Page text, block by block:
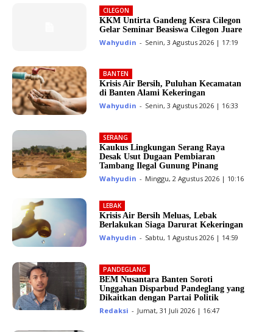
CILEGON
KKM Untirta Gandeng Kesra Cilegon
Gelar Seminar Beasiswa Cilegon Juare
Wahyudin - Senin, 3 Agustus 2026 | 17:19
BANTEN
Krisis Air Bersih, Puluhan Kecamatan
di Banten Alami Kekeringan
Wahyudin - Senin, 3 Agustus 2026 | 16:33
SERANG
Kaukus Lingkungan Serang Raya
Desak Usut Dugaan Pembiaran
Tambang Ilegal Gunung Pinang
Wahyudin - Minggu, 2 Agustus 2026 | 10:16
LEBAK
Krisis Air Bersih Meluas, Lebak
Berlakukan Siaga Darurat Kekeringan
Wahyudin - Sabtu, 1 Agustus 2026 | 14:59
PANDEGLANG
BEM Nusantara Banten Soroti
Unggahan Disparbud Pandeglang yang
Dikaitkan dengan Partai Politik
Redaksi - Jumat, 31 Juli 2026 | 16:47